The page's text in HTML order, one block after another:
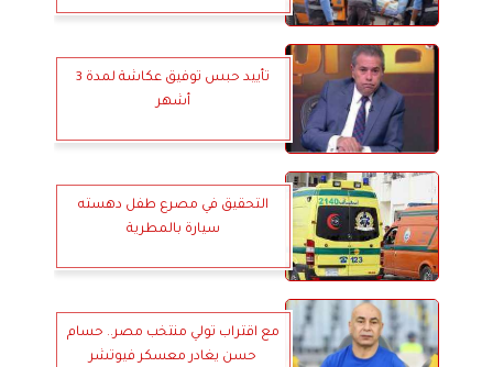
تأييد حبس توفيق عكاشة لمدة 3
أشهر
التحقيق في مصرع طفل دهسته
سيارة بالمطرية
مع اقتراب تولي منتخب مصر.. حسام
حسن يغادر معسكر فيوتشر